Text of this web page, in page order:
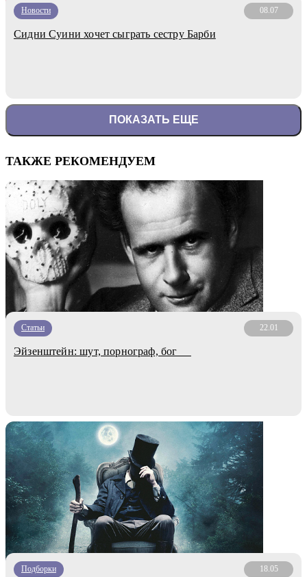
Новости 08.07
Сидни Суини хочет сыграть сестру Барби
ПОКАЗАТЬ ЕЩЕ
ТАКЖЕ РЕКОМЕНДУЕМ
Статьи 22.01
Эйзенштейн: шут, порнограф, бог
Подборки 18.05